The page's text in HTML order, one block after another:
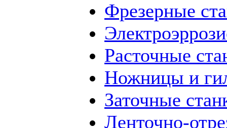
Фрезерные
Расточные
Ножницы и
Заточные
Ленточно-